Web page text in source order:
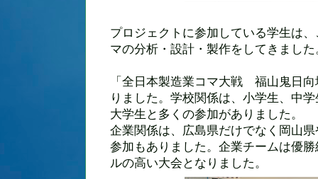
プロジェクトに参加している学生は
マの分析・設計・製作をしてきました
「全日本製造業コマ大戦 福山鬼日
りました。学校関係は、小学生、中
大学生と多くの参加がありました。
企業関係は、広島県だけでなく岡山
参加もありました。企業チームは優
ルの高い大会となりました。